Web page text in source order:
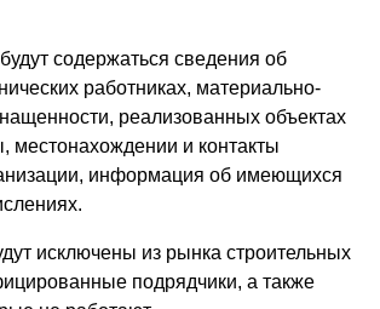
содержаться сведения об
работниках, материально-
реализованных объектах
местонахождении и контакты
информация об имеющихся
исключены из рынка строительных
подрядчики, а также